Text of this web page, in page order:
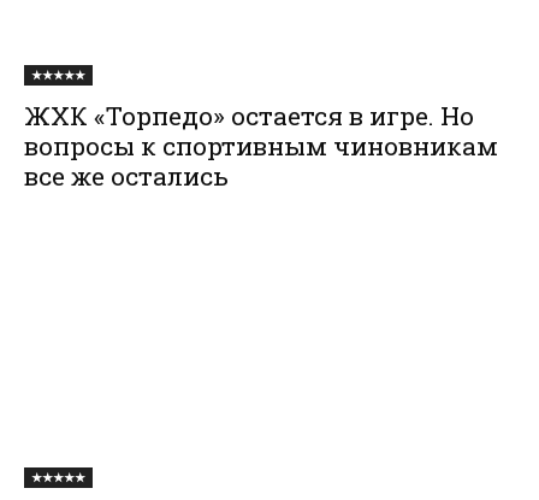
★★★★★
ЖХК «Торпедо» остается в игре. Но
вопросы к спортивным чиновникам
все же остались
★★★★★